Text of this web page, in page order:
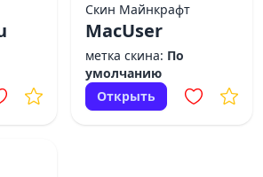
Скин Майнкрафт
MacUser
метка скина: По
умолчанию
Открыть